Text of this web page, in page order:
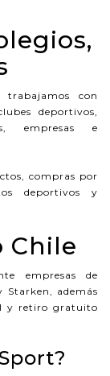
trabajamos con
deportivos,
empresas e
compras por
deportivos y
Chile
empresas de
Starken, además
y retiro gratuito